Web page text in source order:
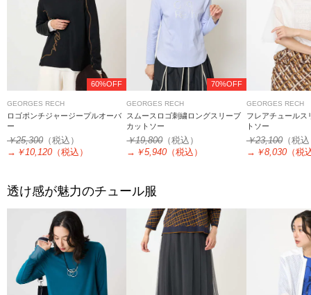
60%OFF
GEORGES RECH
ロゴポンチジャージープルオーバ
ー
￥25,300 （税込）
→ ￥10,120 （税込）
70%OFF
GEORGES RECH
スムースロゴ刺繍ロングスリーブ
カットソー
￥19,800（税込）
→ ￥5,940 （税込）
GEORGES RECH
フレアチュールス
トソー
￥23,100（税
→ ￥8,030（税
透け感が魅力のチュール服